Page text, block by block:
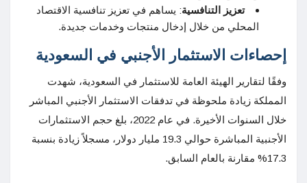
تعزيز التنافسية: يساهم في تعزيز تنافسية الاقتصاد
المحلي من خلال إدخال منتجات وخدمات جديدة.
إحصاءات الاستثمار الأجنبي في السعودية
وفقًا لتقارير الهيئة العامة للاستثمار في السعودية، شهدت
المملكة زيادة ملحوظة في تدفقات الاستثمار الأجنبي المباشر
خلال السنوات الأخيرة. في عام 2022، بلغ حجم الاستثمارات
الأجنبية المباشرة حوالي 19.3 مليار دولار، مسجلاً زيادة بنسبة
17.3% مقارنة بالعام السابق.